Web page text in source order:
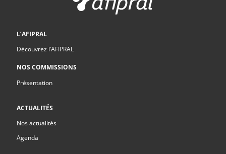
L’AFIPRAL
Découvrez l’AFIPRAL
NOS COMMISSIONS
Présentation
ACTUALITÉS
Nos actualités
Agenda